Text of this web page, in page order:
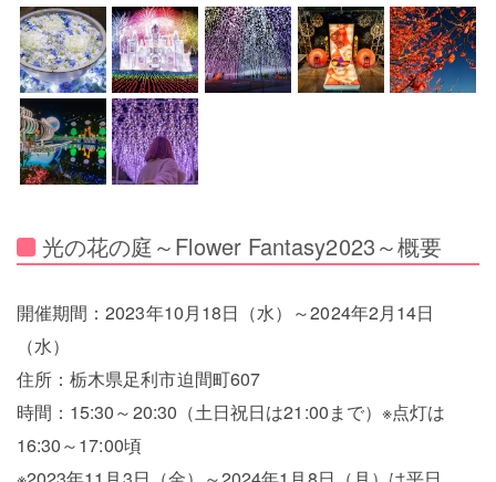
光の花の庭～Flower Fantasy2023～概要
開催期間：2023年10月18日（水）～2024年2月14日
（水）
住所：栃木県足利市迫間町607
時間：15:30～20:30（土日祝日は21:00まで）※点灯は
16:30～17:00頃